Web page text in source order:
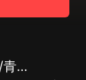
我的妻子居然是豪門千金/青春言情/職場商戰/AI多播